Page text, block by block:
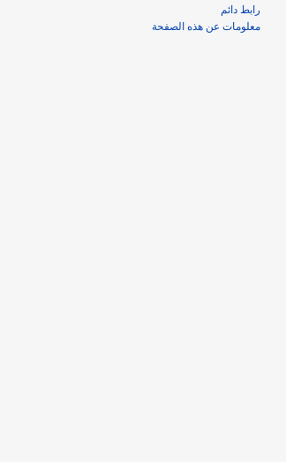
رابط دائم
معلومات عن هذه الصفحة